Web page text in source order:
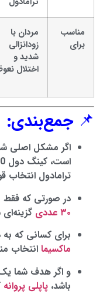
مناسب
برای
مردان با
زودانزالی
شدید و
اختلال
📌جمع‌بندی:
اگر مشکل اصلی
ترامادول انتخاب
در صورتی که فقط
۳۰ عددی
برای کسانی که
ماکسیماانتخاب
و اگر هدف شما
باشد، پاپلی پروانه